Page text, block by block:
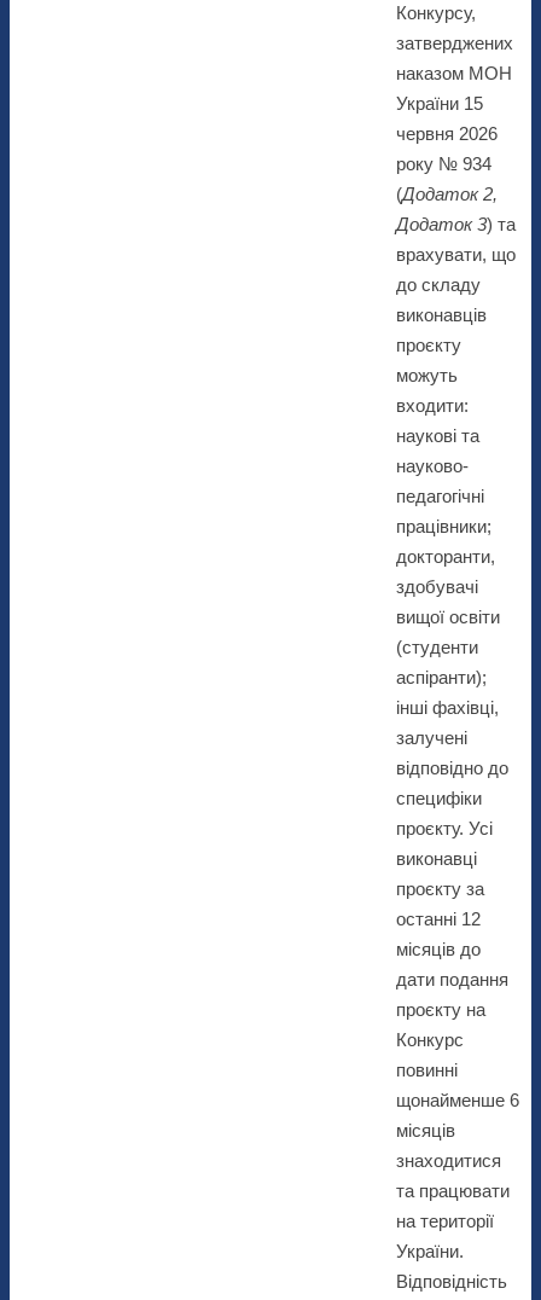
Конкурсу,
затверджених
наказом МОН
України 15
червня 2026
року № 934
(Додаток 2,
Додаток 3) та
врахувати, що
до складу
виконавців
проєкту
можуть
входити:
наукові та
науково-
педагогічні
працівники;
докторанти,
здобувачі
вищої освіти
(студенти
аспіранти);
інші фахівці,
залучені
відповідно до
специфіки
проєкту. Усі
виконавці
проєкту за
останні 12
місяців до
дати подання
проєкту на
Конкурс
повинні
щонайменше 6
місяців
знаходитися
та працювати
на території
України.
Відповідність